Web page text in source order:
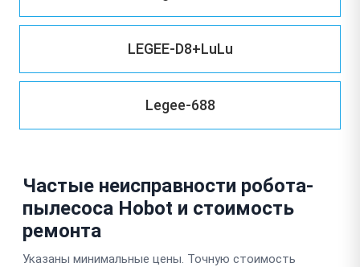
LEGEE-D8+LuLu
Legee-688
Частые неисправности робота-
пылесоса Hobot и стоимость
ремонта
Указаны минимальные цены. Точную стоимость